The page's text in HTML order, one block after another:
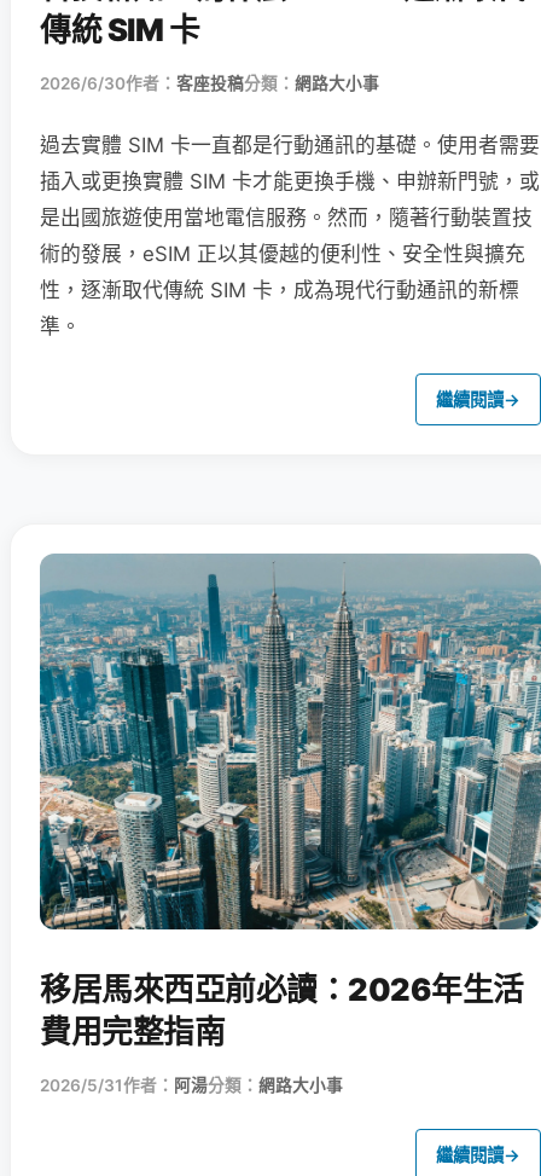
傳統 SIM 卡
2026/6/30作者： 客座投稿分類： 網路大小事
過去實體 SIM 卡一直都是行動通訊的基礎。使用者需要
插入或更換實體 SIM 卡才能更換手機、申辦新門號，或
是出國旅遊使用當地電信服務。然而，隨著行動裝置技
術的發展，eSIM 正以其優越的便利性、安全性與擴充
性，逐漸取代傳統 SIM 卡，成為現代行動通訊的新標
準。
繼續閱讀→
移居馬來西亞前必讀：2026年生活
費用完整指南
2026/5/31作者： 阿湯分類： 網路大小事
繼續閱讀→